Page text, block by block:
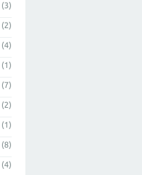
(3)
(2)
(4)
(1)
(7)
(2)
(1)
(8)
(4)